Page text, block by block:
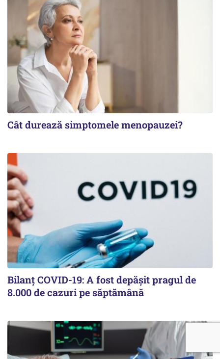
Cât durează simptomele menopauzei?
Bilanț COVID-19: A fost depășit pragul de
8.000 de cazuri pe săptămână